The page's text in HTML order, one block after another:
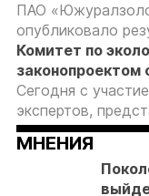
ПАО
опубликовало
Комитет по
законопроектом
Сегодня с
экспертов,
МНЕНИЯ